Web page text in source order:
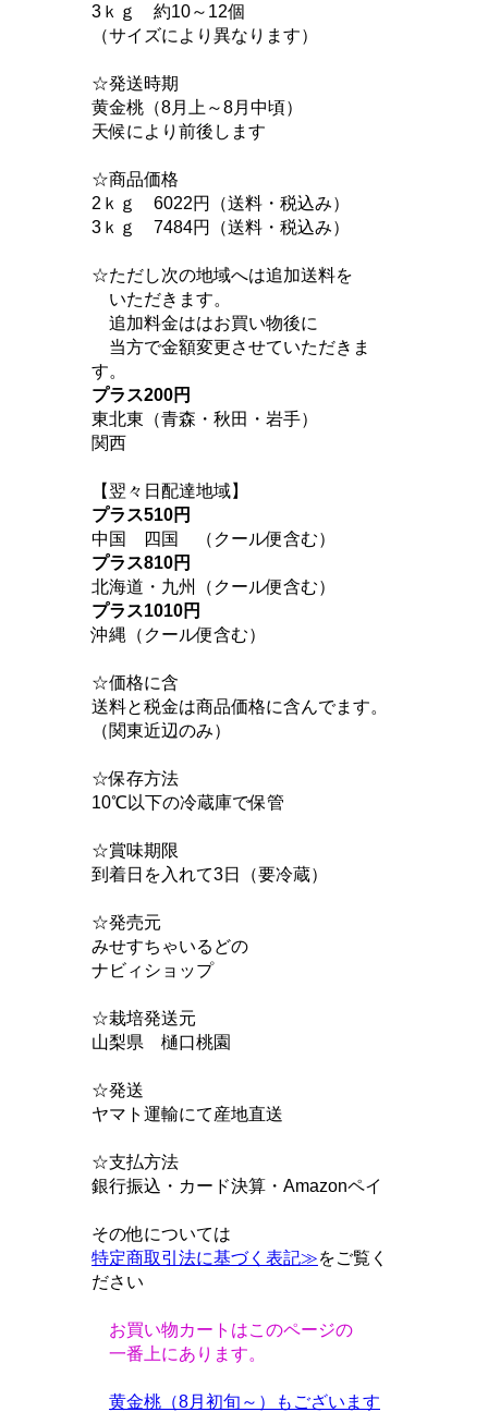
3ｋｇ 約10～12個
（サイズにより異なります）
☆発送時期
黄金桃（8月上～8月中頃）
天候により前後します
☆商品価格
2ｋｇ 6022円（送料・税込み）
3ｋｇ 7484円（送料・税込み）
☆ただし次の地域へは追加送料を
いただきます。
追加料金ははお買い物後に
当方で金額変更させていただきま
す。
プラス200円
東北東（青森・秋田・岩手）
関西
【翌々日配達地域】
プラス510円
中国
四国 （クール便含む）
プラス810円
北海道・九州（クール便含む）
プラス1010円
沖縄（クール便含む）
☆価格に含
送料と税金は商品価格に含んでます。
（関東近辺のみ）
☆保存方法
10℃以下の冷蔵庫で保管
☆賞味期限
到着日を入れて3日（要冷蔵）
☆発売元
みせすちゃいるどの
ナビィショップ
☆栽培発送元
山梨県 樋口桃園
☆発送
ヤマト運輸にて産地直送
☆支払方法
銀行振込・カード決算・Amazonペイ
その他については
特定商取引法に基づく表記≫をご覧く
ださい
お買い物カートはこのページの
一番上にあります。
黄金桃（8月初旬～）もございます